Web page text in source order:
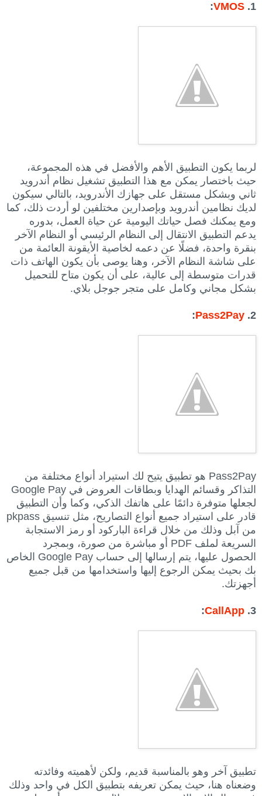
1.
VMOS
:
لربما يكون التطبيق الأهم والأفضل في هذه المجموعة،
حيث باختصار يمكن مع هذا التطبيق تشغيل نظام أندرويد
ثاني وبشكل مستقل على جهازك الأندرويد، بالتالي سيكون
لديك نظامين أندرويد وبإصدارين مختلفين لو أردت ذلك، كما
ومع يمكنك فصل حياتك اليومية عن حياة العمل، بدوره
يدعم التطبيق الانتقال إلى النظام الرئيسي أو النظام الآخر
بنقرة واحدة، فضلًا عن دعمه لخاصية الأيقونة العائمة من
على شاشة النظام الآخر، وهنا يوصى بأن يكون الهاتف ذات
قدرات متوسطة إلى عالية، على أن يكون متاح للتحميل
بشكل مجاني وكامل على متجر جوجل بلاي.
2.
Pass2Pay
:
Pass2Pay هو تطبيق يتيح لك استيراد أنواع مختلفة من
التذاكر وقسائم الهدايا وبطاقات العروض في Google Pay
لجعلها متوفرة دائمًا على هاتفك الذكي، وكما وأن التطبيق
قادر على استيراد جميع أنواع التصاريح، مثل تنسيق pkpass
من آبل وذلك من خلال قراءة الباركود أو رمز الاستجابة
السريعة لملف PDF أو مباشرة من صورة، وبمجرد
الحصول عليها، يتم إرسالها إلى حساب Google Pay الخاص
بك بحيث يمكن الرجوع إليها واستخدامها من قبل جميع
أجهزتك.
3.
CallApp
:
تطبيق آخر وهو بالمناسبة قديم، ولكن لأهميته وفائدته
وضعناه هنا، حيث يمكن تعريفه بتطبيق الكل في واحد وذلك